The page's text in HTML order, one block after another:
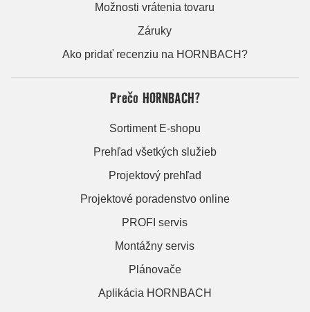
Možnosti vrátenia tovaru
Záruky
Ako pridať recenziu na HORNBACH?
Prečo HORNBACH?
Sortiment E-shopu
Prehľad všetkých služieb
Projektový prehľad
Projektové poradenstvo online
PROFI servis
Montážny servis
Plánovače
Aplikácia HORNBACH